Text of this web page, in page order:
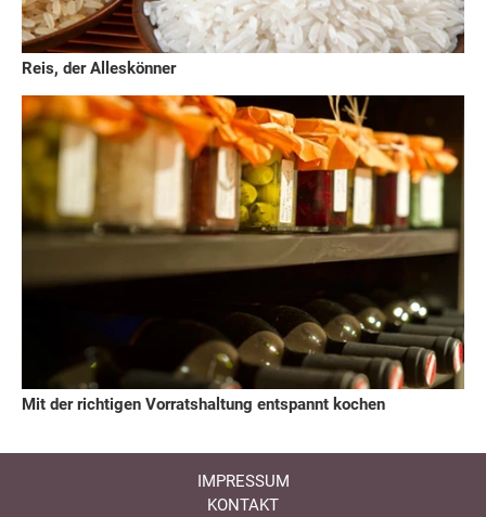
Reis, der Alleskönner
Mit der richtigen Vorratshaltung entspannt kochen
IMPRESSUM
KONTAKT